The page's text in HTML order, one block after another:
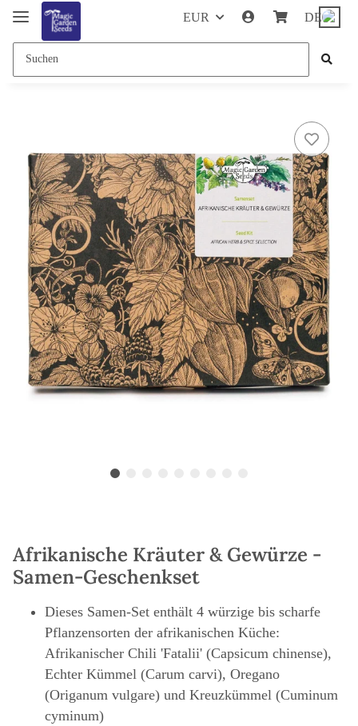
EUR DE
Afrikanische Kräuter & Gewürze -
Samen-Geschenkset
Dieses Samen-Set enthält 4 würzige bis scharfe
Pflanzensorten der afrikanischen Küche:
Afrikanischer Chili 'Fatalii' (Capsicum chinense),
Echter Kümmel (Carum carvi), Oregano
(Origanum vulgare) und Kreuzkümmel (Cuminum
cyminum)